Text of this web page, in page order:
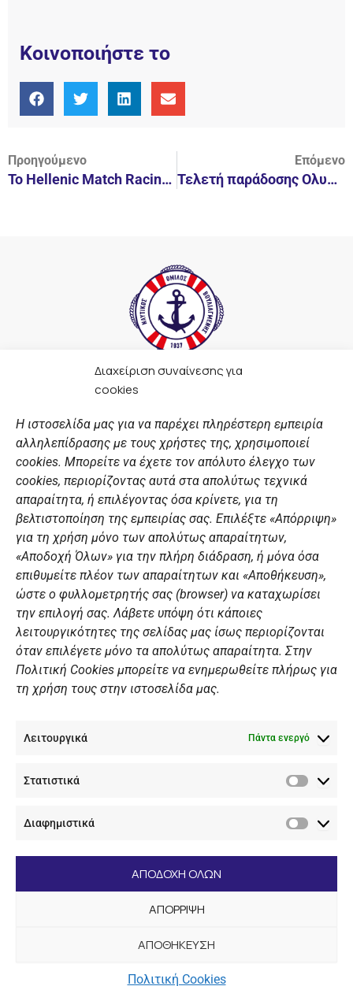
Διαχείριση συναίνεσης για
cookies
Η ιστοσελίδα μας για να παρέχει πληρέστερη εμπειρία
αλληλεπίδρασης με τους χρήστες της, χρησιμοποιεί
cookies. Μπορείτε να έχετε τον απόλυτο έλεγχο των
cookies, περιορίζοντας αυτά στα απολύτως τεχνικά
απαραίτητα, ή επιλέγοντας όσα κρίνετε, για τη
βελτιστοποίηση της εμπειρίας σας. Επιλέξτε «Απόρριψη»
για τη χρήση μόνο των απολύτως απαραίτητων,
«Αποδοχή Όλων» για την πλήρη διάδραση, ή μόνα όσα
επιθυμείτε πλέον των απαραίτητων και «Αποθήκευση»,
ώστε ο φυλλομετρητής σας (browser) να καταχωρίσει
την επιλογή σας. Λάβετε υπόψη ότι κάποιες
λειτουργικότητες της σελίδας μας ίσως περιορίζονται
όταν επιλέγετε μόνο τα απολύτως απαραίτητα. Στην
Πολιτική Cookies μπορείτε να ενημερωθείτε πλήρως για
τη χρήση τους στην ιστοσελίδα μας.
Λειτουργικά Πάντα ενεργό
Στατιστικά
Διαφημιστικά
ΑΠΟΔΟΧΗ ΟΛΩΝ
ΑΠΟΡΡΙΨΗ
ΑΠΟΘΗΚΕΥΣΗ
Πολιτική Cookies
Κοινοποιήστε το
Προηγούμενο
To Hellenic Match Racing Tour ανοίγει πανιά για το 2016
Επόμενο
Τελετή παράδοσης Ολυμπιακής Φλόγας.
F
a
e
b
o
o
k
t
a
g
r
a
m
t
u
b
e
n
k
e
d
i
n
ΣΎΝΔΕΣΜΟΙ
Αθλητικές σχολές
Διάπλους
Χορηγοί
Summer Camp
ΠΡΟΣΩΠΙΚΑ ΔΕΔΟΜΕΝΑ
Πολιτική Ιστοσελίδας
Πολιτική Cookies Iστοσελίδας
Γενική Πολιτική ΝΟΒ
Ενημέρωση Summer Camp
ΕΠΙΚΟΙΝΩΝΊΑ
+30 210 89 62 416
Ναυτικός Όμιλος Βουλιαγμένης Λαιμός Βουλιαγμένης